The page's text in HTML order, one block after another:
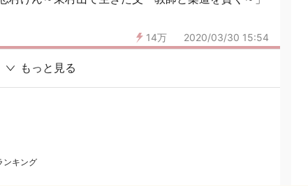
14万 2020/03/30 15:54
もっと見る
ンキング